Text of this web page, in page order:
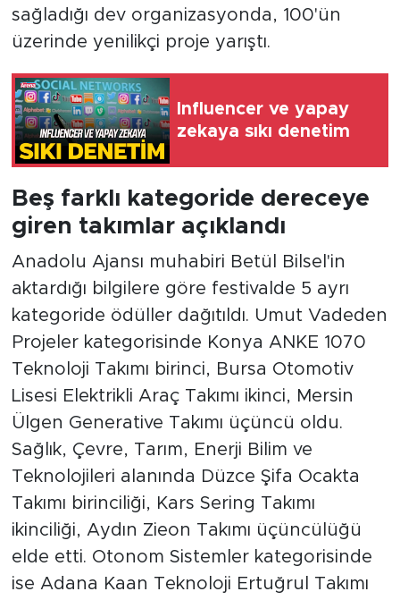
sağladığı dev organizasyonda, 100'ün
üzerinde yenilikçi proje yarıştı.
Influencer ve yapay
zekaya sıkı denetim
Beş farklı kategoride dereceye
giren takımlar açıklandı
Anadolu Ajansı muhabiri Betül Bilsel'in
aktardığı bilgilere göre festivalde 5 ayrı
kategoride ödüller dağıtıldı. Umut Vadeden
Projeler kategorisinde Konya ANKE 1070
Teknoloji Takımı birinci, Bursa Otomotiv
Lisesi Elektrikli Araç Takımı ikinci, Mersin
Ülgen Generative Takımı üçüncü oldu.
Sağlık, Çevre, Tarım, Enerji Bilim ve
Teknolojileri alanında Düzce Şifa Ocakta
Takımı birinciliği, Kars Sering Takımı
ikinciliği, Aydın Zieon Takımı üçüncülüğü
elde etti. Otonom Sistemler kategorisinde
ise Adana Kaan Teknoloji Ertuğrul Takımı